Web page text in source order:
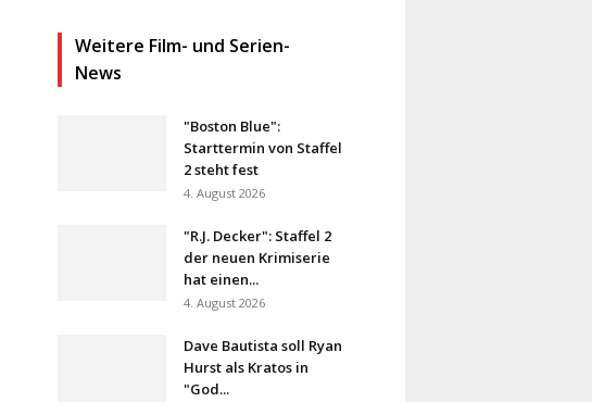
Weitere Film- und Serien-
News
"Boston Blue":
Starttermin von Staffel
2 steht fest
4. August 2026
"R.J. Decker": Staffel 2
der neuen Krimiserie
hat einen...
4. August 2026
Dave Bautista soll Ryan
Hurst als Kratos in
"God...